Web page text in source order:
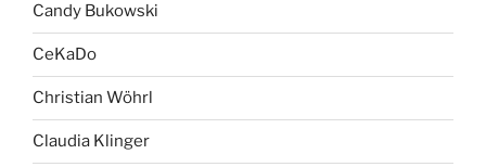
Candy Bukowski
CeKaDo
Christian Wöhrl
Claudia Klinger